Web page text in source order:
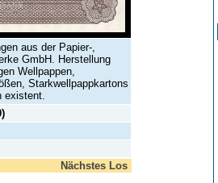
aus der Papier-,
GmbH. Herstellung
Wellpappen,
Starkwellpappkartons
existent.
Nächstes Los